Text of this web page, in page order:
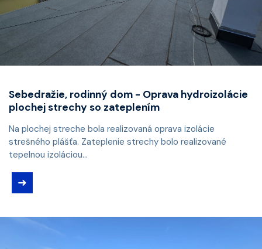
Sebedražie, rodinný dom - Oprava hydroizolácie
plochej strechy so zateplením
Na plochej streche bola realizovaná oprava izolácie
strešného plášťa. Zateplenie strechy bolo realizované
tepelnou izoláciou...
➜